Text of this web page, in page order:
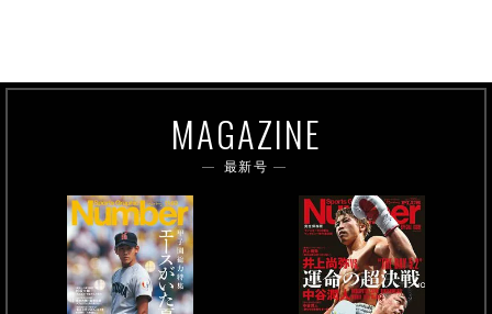
MAGAZINE
最新号